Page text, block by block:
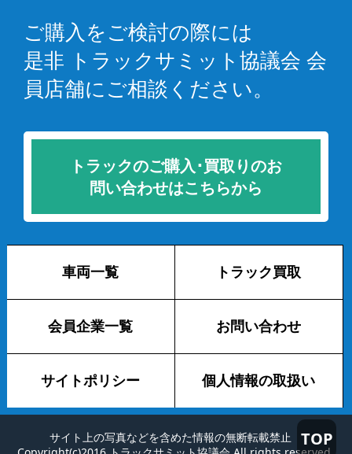
TOP
ご購入をご検討の際には
是非 トラックサミット協議会 会
員店舗にご相談ください。
トラックのご購入･買取りのお
問い合わせはこちらから
車両一覧 トラック買取
会員企業一覧 お問い合わせ
サイトポリシー 個人情報の取扱い
サイト上の写真などを含めた情報の無断転載禁止